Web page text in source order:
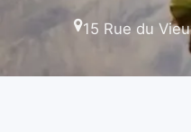
15 Rue du